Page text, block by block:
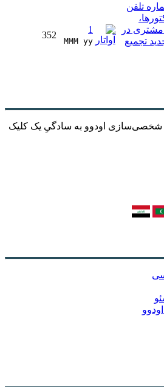
تلفن
مشتری در
تجمیع
1
MMM yy
352
شخصی‌سازی اودوو به سادگیِ یک کلیک